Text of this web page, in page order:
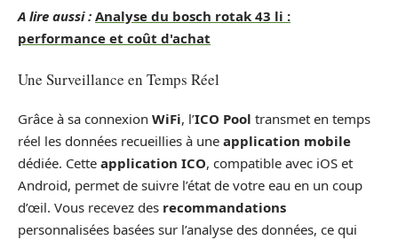
A lire aussi : Analyse du bosch rotak 43 li :
performance et coût d'achat
Une Surveillance en Temps Réel
Grâce à sa connexion WiFi, l’ICO Pool transmet en temps
réel les données recueillies à une application mobile
dédiée. Cette application ICO, compatible avec iOS et
Android, permet de suivre l’état de votre eau en un coup
d’œil. Vous recevez des recommandations
personnalisées basées sur l’analyse des données, ce qui